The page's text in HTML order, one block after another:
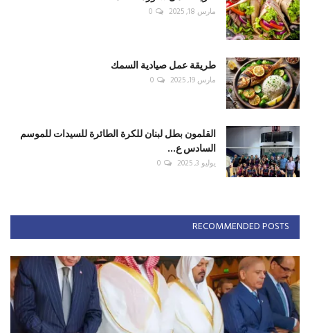
مارس 18, 2025 0
طريقة عمل صيادية السمك
مارس 19, 2025 0
القلمون بطل لبنان للكرة الطائرة للسيدات للموسم
السادس ع...
يوليو 3, 2025 0
RECOMMENDED POSTS